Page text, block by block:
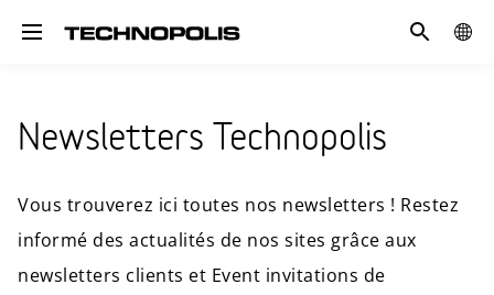
Toggle navigation
Newsletters Technopolis
Vous trouverez ici toutes nos newsletters ! Restez
informé des actualités de nos sites grâce aux
newsletters clients et Event invitations de